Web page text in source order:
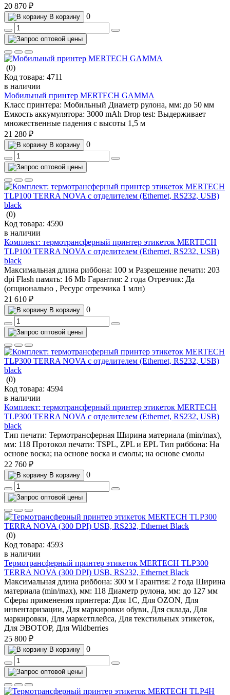
20 870 ₽
В корзину 0
(0)
Код товара: 4711
в наличии
Мобильный принтер MERTECH GAMMA
Класс принтера: Мобильный Диаметр рулона, мм: до 50 мм
Емкость аккумулятора: 3000 mAh Drop test: Выдерживает
множественные падения с высоты 1,5 м
21 280 ₽
В корзину 0
(0)
Код товара: 4590
в наличии
Комплект: термотрансферный принтер этикеток MERTECH
TLP100 TERRA NOVA с отделителем (Ethernet, RS232, USB)
black
Максимальная длина риббона: 100 м Разрешение печати: 203
dpi Flash память: 16 Mb Гарантия: 2 года Отрезчик: Да
(опционально , Ресурс отрезчика 1 млн)
21 610 ₽
В корзину 0
(0)
Код товара: 4594
в наличии
Комплект: термотрансферный принтер этикеток MERTECH
TLP300 TERRA NOVA с отделителем (Ethernet, RS232, USB)
black
Тип печати: Термотрансферная Ширина материала (min/max),
мм: 118 Протокол печати: TSPL, ZPL и EPL Тип риббона: На
основе воска; на основе воска и смолы; на основе смолы
22 760 ₽
В корзину 0
(0)
Код товара: 4593
в наличии
Термотрансферный принтер этикеток MERTECH TLP300
TERRA NOVA (300 DPI) USB, RS232, Ethernet Black
Максимальная длина риббона: 300 м Гарантия: 2 года Ширина
материала (min/max), мм: 118 Диаметр рулона, мм: до 127 мм
Сферы применения принтера: Для 1С, Для OZON, Для
инвентаризации, Для маркировки обуви, Для склада, Для
маркировки, Для маркетплейса, Для текстильных этикеток,
Для ЭВОТОР, Для Wildberries
25 800 ₽
В корзину 0